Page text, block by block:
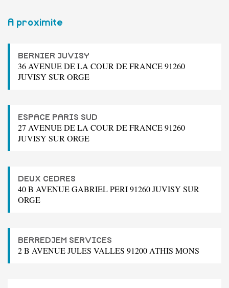
A proximite
BERNIER JUVISY
36 AVENUE DE LA COUR DE FRANCE 91260
JUVISY SUR ORGE
ESPACE PARIS SUD
27 AVENUE DE LA COUR DE FRANCE 91260
JUVISY SUR ORGE
DEUX CEDRES
40 B AVENUE GABRIEL PERI 91260 JUVISY SUR
ORGE
BERREDJEM SERVICES
2 B AVENUE JULES VALLES 91200 ATHIS MONS